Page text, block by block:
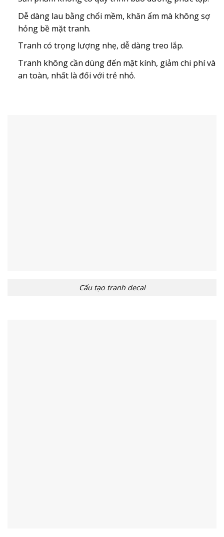
Dễ dàng lau bằng chổi mềm, khăn ẩm mà không sợ
hỏng bề mặt tranh.
Tranh có trọng lượng nhẹ, dễ dàng treo lắp.
Tranh không cần dùng đến mặt kính, giảm chi phí và
an toàn, nhất là đối với trẻ nhỏ.
Cấu tạo tranh decal